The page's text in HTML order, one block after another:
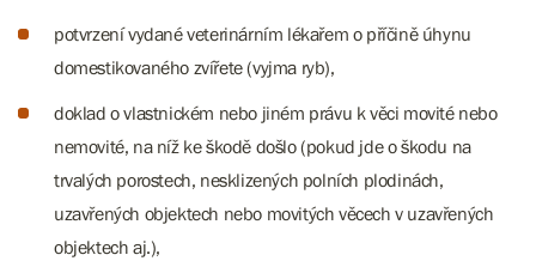
potvrzení vydané veterinárním lékařem o příčině úhynu
domestikovaného zvířete (vyjma ryb),
doklad o vlastnickém nebo jiném právu k věci movité nebo
nemovité, na níž ke škodě došlo (pokud jde o škodu na
trvalých porostech, nesklizených polních plodinách,
uzavřených objektech nebo movitých věcech v uzavřených
objektech aj.),